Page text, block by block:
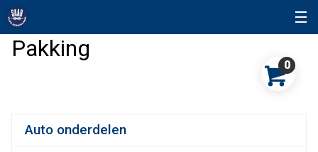
Pakking
0
Auto onderdelen